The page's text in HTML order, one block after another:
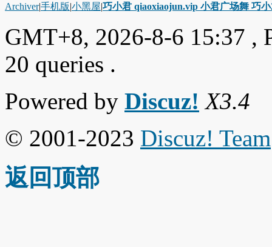
Archiver|手机版|小黑屋|巧小君 qiaoxiaojun.vip 小君广场舞 巧
GMT+8, 2026-8-6 15:37 ,
20 queries .
Powered by Discuz! X3.4
© 2001-2023 Discuz! Team
返回顶部